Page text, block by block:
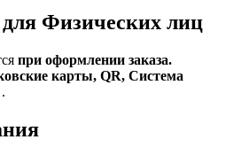
Физических лиц
при оформлении заказа.
карты, QR, Система
.